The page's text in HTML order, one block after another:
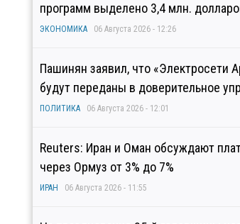
программ выделено 3,4 млн.
ЭКОНОМИКА 06 Августа 2026 - 12:26
Пашинян заявил, что «Электросети
будут переданы в доверительное
ПОЛИТИКА 06 Августа 2026 - 12:01
Reuters: Иран и Оман обсуждают
через Ормуз от 3% до 7%
ИРАН 06 Августа 2026 - 11:55